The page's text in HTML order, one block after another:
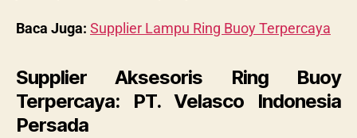
Baca Juga: Supplier Lampu Ring Buoy Terpercaya
Supplier Aksesoris Ring Buoy
Terpercaya: PT. Velasco Indonesia
Persada